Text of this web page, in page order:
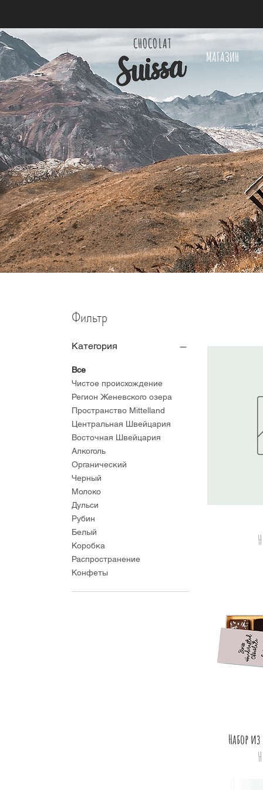
Фильтр
Категория
Все
Чистое происхождение
Регион Женевского озера
Пространство Mittelland
Центральная Швейцария
Восточная Швейцария
Алкоголь
Органический
Черный
Молоко
Дульси
Рубин
Белый
Коробка
Распространение
Конфеты
Набор
МАГАЗИН
CHOCOLAT